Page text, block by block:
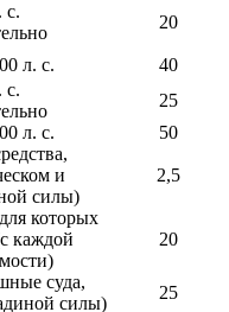
с.
20
л. с.
40
с.
25
л. с.
50
и
силы)
2,5
которых
каждой
20
суда,
силы)
25